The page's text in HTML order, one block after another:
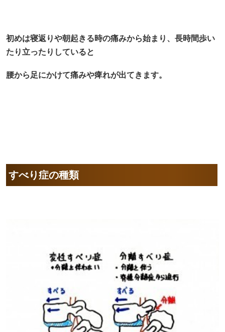
初めは寝返りや朝起きる時の痛みから始まり、長時間歩い
たり立ったりしていると
腰から足にかけて痛みや痺れが出てきます。
すべり症の種類